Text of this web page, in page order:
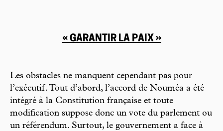
« GARANTIR LA PAIX »
Les obstacles ne manquent cependant pas pour
l’exécutif. Tout d’abord, l’accord de Nouméa a été
intégré à la Constitution française et toute
modification suppose donc un vote du parlement ou
un référendum. Surtout, le gouvernement a face à